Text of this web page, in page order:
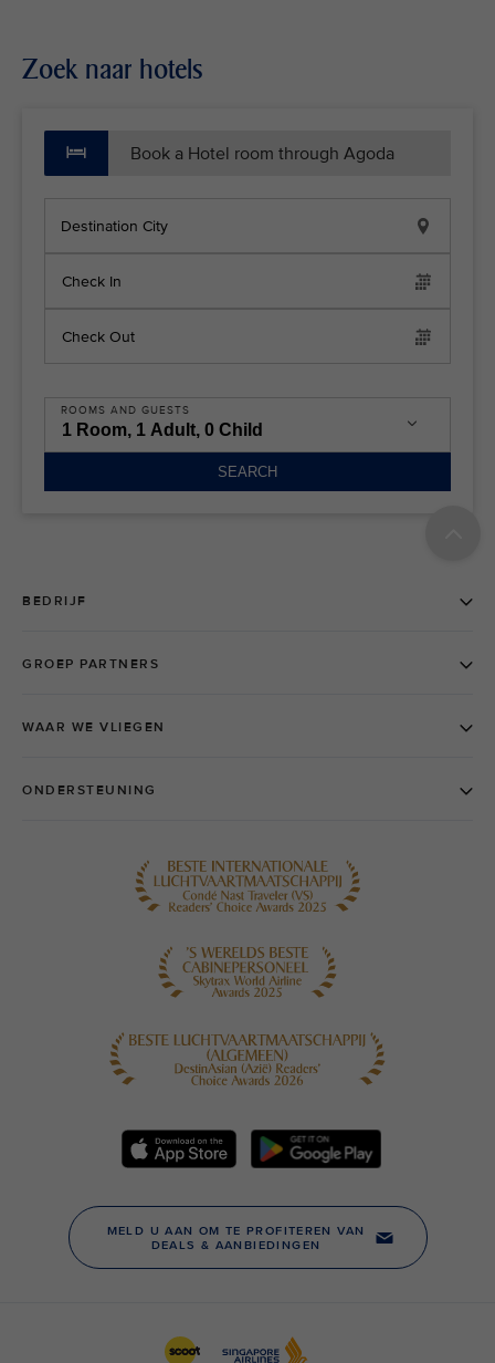
Zoek naar hotels
Book a Hotel room through Agoda
Destination City
Check In
Check Out
ROOMS AND GUESTS
SEARCH